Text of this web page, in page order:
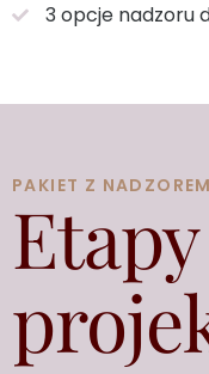
3 opcje nadzoru
PAKIET Z NADZOREM
Etapy